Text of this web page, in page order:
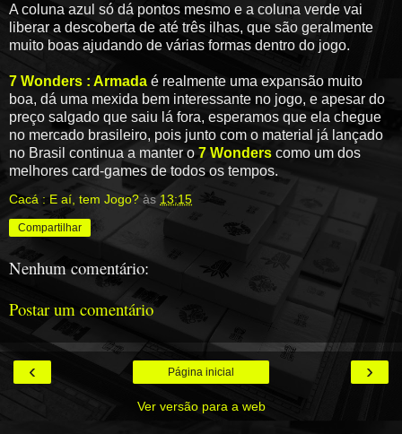
A coluna azul só dá pontos mesmo e a coluna verde vai
liberar a descoberta de até três ilhas, que são geralmente
muito boas ajudando de várias formas dentro do jogo.
7 Wonders : Armada é realmente uma expansão muito
boa, dá uma mexida bem interessante no jogo, e apesar do
preço salgado que saiu lá fora, esperamos que ela chegue
no mercado brasileiro, pois junto com o material já lançado
no Brasil continua a manter o 7 Wonders como um dos
melhores card-games de todos os tempos.
Cacá : E aí, tem Jogo? às13:15
Compartilhar
Nenhum comentário:
Postar um comentário
‹ ›
Página inicial
Ver versão para a web